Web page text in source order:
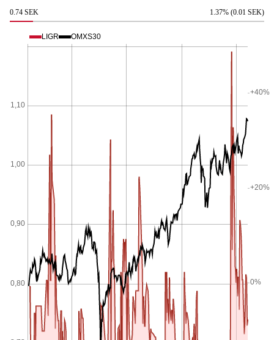
0.74 SEK 1.37% (0.01 SEK)
LIGR OMXS30